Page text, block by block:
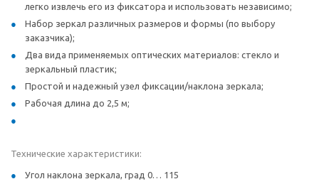
легко извлечь его из фиксатора и использовать независимо;
Набор зеркал различных размеров и формы (по выбору
заказчика);
Два вида применяемых оптических материалов: стекло и
зеркальный пластик;
Простой и надежный узел фиксации/наклона зеркала;
Рабочая длина до 2,5 м;
Технические характеристики:
Угол наклона зеркала, град 0… 115